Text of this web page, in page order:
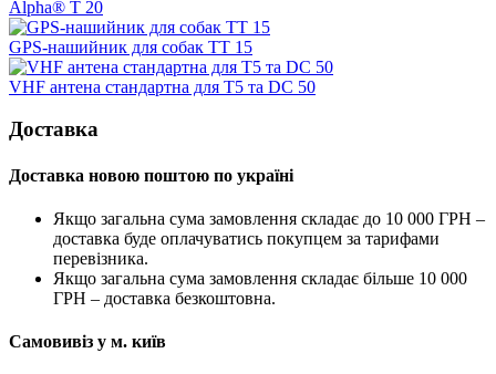
Alpha® T 20
GPS-нашийник для собак TT 15
VHF антена стандартна для T5 та DC 50
Доставка
Доставка новою поштою по україні
Якщо загальна сума замовлення складає до 10 000 ГРН –
доставка буде оплачуватись покупцем за тарифами
перевізника.
Якщо загальна сума замовлення складає більше 10 000
ГРН – доставка безкоштовна.
Самовивіз у м. київ